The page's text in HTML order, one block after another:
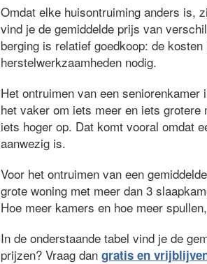
Omdat elke huisontruiming anders is,
vind je de gemiddelde prijs van
berging is relatief goedkoop: de
herstelwerkzaamheden nodig.
Het ontruimen van een
het vaker om iets meer en iets grotere
iets hoger op. Dat komt vooral omdat
aanwezig is.
Voor het ontruimen van een
grote woning met meer dan 3
Hoe meer kamers en hoe meer
In de onderstaande tabel vind je de
prijzen? Vraag dan gratis en